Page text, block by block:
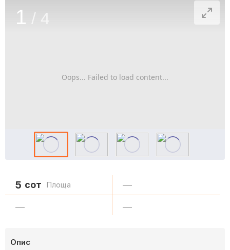
Oops... Failed to load content...
1 / 4
5 сот Площа —
— —
Опис